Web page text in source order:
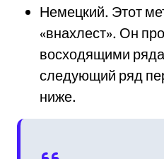
Немецкий. Этот
«внахлест». Он
восходящими
следующий ряд
ниже.